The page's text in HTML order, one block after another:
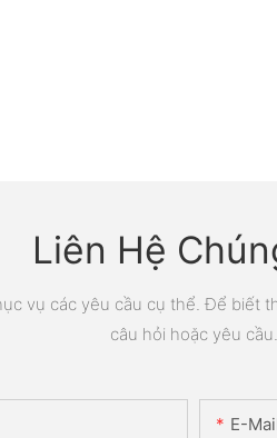
Liên Hệ
vụ các yêu cầu cụ thể. Để
câu hỏi hoặc yêu cầu.
E-